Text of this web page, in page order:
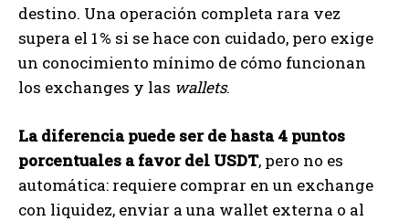
destino. Una operación completa rara vez
supera el 1 % si se hace con cuidado, pero exige
un conocimiento mínimo de cómo funcionan
los exchanges y las wallets.
La diferencia puede ser de hasta 4 puntos
porcentuales a favor del USDT, pero no es
automática: requiere comprar en un exchange
con liquidez, enviar a una wallet externa o al